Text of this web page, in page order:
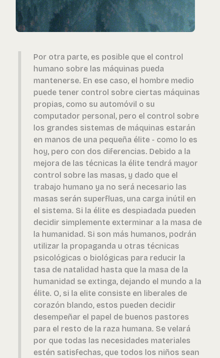
Por otra parte, es posible que el control
humano sobre las máquinas pueda
mantenerse. En ese caso, el hombre medio
puede tener control sobre ciertas máquinas
propias, como su automóvil o su
computador personal, pero el control sobre
los grandes sistemas de máquinas estarán
en manos de una pequeña élite - como lo es
hoy, pero con dos diferencias. Debido a la
mejora de las técnicas la élite tendrá mayor
control sobre las masas, y dado que el
trabajo humano ya no será necesario las
masas serán superfluas, una carga inútil en
el sistema. Si la élite es despiadada pueden
decidir simplemente exterminar a la masa de
la humanidad. Si son más humanos, podrán
utilizar la propaganda u otras técnicas
psicológicas o biológicas para reducir la
tasa de natalidad hasta que la masa de la
humanidad se extinga, dejando el mundo a la
élite. O, si la elite consiste en liberales de
corazón blando, estos pueden decidir
desempeñar el papel de buenos pastores
para el resto de la raza humana. Se velará
por que todas las necesidades materiales
estén satisfechas, que todos los niños sean